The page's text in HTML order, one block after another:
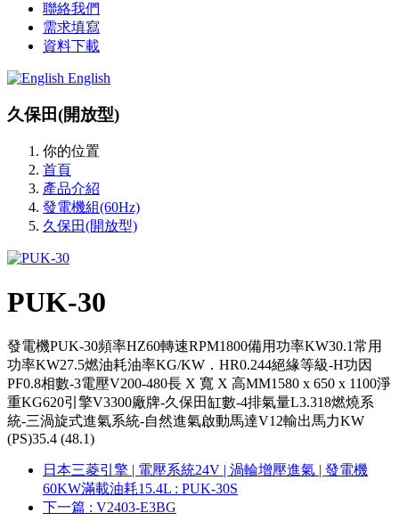
聯絡我們
需求填寫
資料下載
English
久保田(開放型)
你的位置
首頁
產品介紹
發電機組(60Hz)
久保田(開放型)
PUK-30
發電機PUK-30頻率HZ60轉速RPM1800備用功率KW30.1常用
功率KW27.5燃油耗油率KG/KW．HR0.244絕緣等級-H功因
PF0.8相數-3電壓V200-480長 X 寬 X 高MM1580 x 650 x 1100淨
重KG620引擎V3300廠牌-久保田缸數-4排氣量L3.318燃燒系
統-三渦旋式進氣系統-自然進氣啟動馬達V12輸出馬力KW
(PS)35.4 (48.1)
日本三菱引擎 | 電壓系統24V | 渦輪增壓進氣 | 發電機
60KW滿載油耗15.4L : PUK-30S
下一篇 : V2403-E3BG